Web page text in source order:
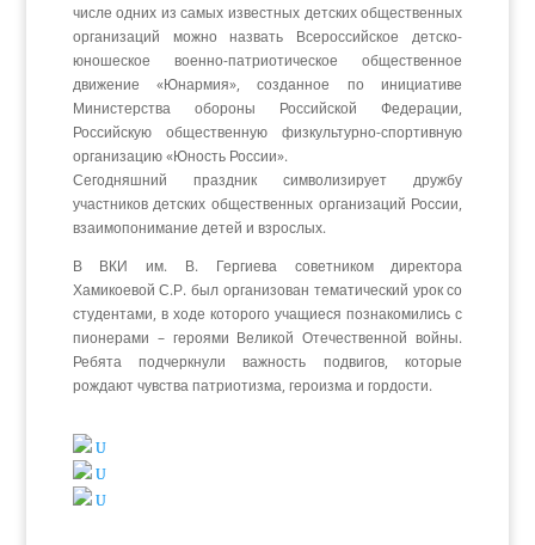
числе одних из самых известных детских общественных
организаций можно назвать Всероссийское детско-
юношеское военно-патриотическое общественное
движение «Юнармия», созданное по инициативе
Министерства обороны Российской Федерации,
Российскую общественную физкультурно-спортивную
организацию «Юность России».
Сегодняшний праздник символизирует дружбу
участников детских общественных организаций России,
взаимопонимание детей и взрослых.
В ВКИ им. В. Гергиева советником директора
Хамикоевой С.Р. был организован тематический урок со
студентами, в ходе которого учащиеся познакомились с
пионерами – героями Великой Отечественной войны.
Ребята подчеркнули важность подвигов, которые
рождают чувства патриотизма, героизма и гордости.